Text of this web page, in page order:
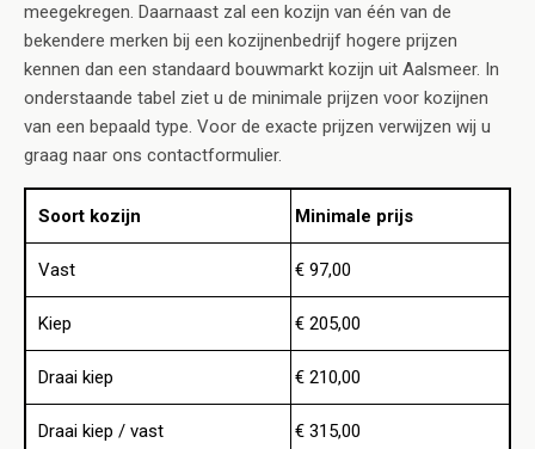
meegekregen. Daarnaast zal een kozijn van één van de
bekendere merken bij een kozijnenbedrijf hogere prijzen
kennen dan een standaard bouwmarkt kozijn uit Aalsmeer. In
onderstaande tabel ziet u de minimale prijzen voor kozijnen
van een bepaald type. Voor de exacte prijzen verwijzen wij u
graag naar ons contactformulier.
Soort kozijn Minimale prijs
Vast € 97,00
Kiep € 205,00
Draai kiep € 210,00
Draai kiep / vast € 315,00